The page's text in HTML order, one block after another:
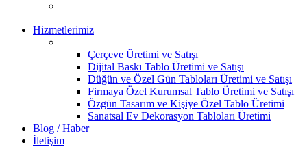
Hizmetlerimiz
Çerçeve Üretimi ve Satışı
Dijital Baskı Tablo Üretimi ve Satışı
Düğün ve Özel Gün Tabloları Üretimi ve Satışı
Firmaya Özel Kurumsal Tablo Üretimi ve Satışı
Özgün Tasarım ve Kişiye Özel Tablo Üretimi
Sanatsal Ev Dekorasyon Tabloları Üretimi
Blog / Haber
İletişim